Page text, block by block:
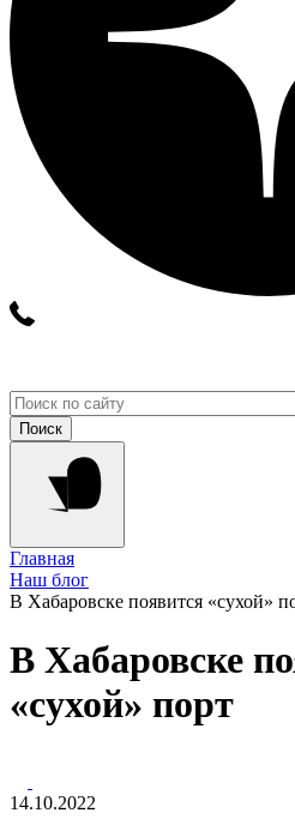
Главная
Наш блог
В Хабаровске появится «сухой»
В Хабаровске
«сухой» порт
14.10.2022